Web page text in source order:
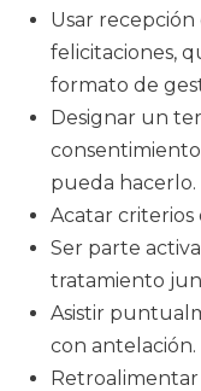
Usar
felicitaciones,
formato de
Designar un
pueda hacerlo.
Acatar criterios
Ser parte
tratamiento
Asistir
con antelación.
Retroalimentar